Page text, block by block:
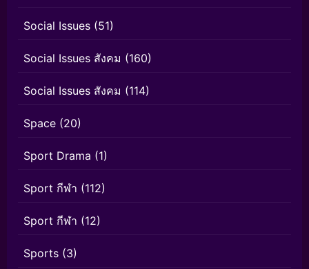
Social Issues (51)
Social Issues สังคม (160)
Social Issues สังคม (114)
Space (20)
Sport Drama (1)
Sport กีฬา (112)
Sport กีฬา (12)
Sports (3)